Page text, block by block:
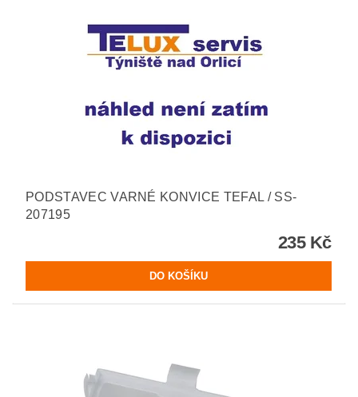
PODSTAVEC VARNÉ KONVICE TEFAL / SS-
207195
235 Kč